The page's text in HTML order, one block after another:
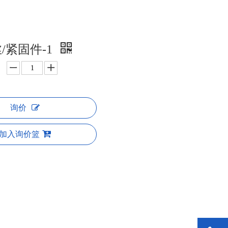
紧固件-1
询价
入询价篮